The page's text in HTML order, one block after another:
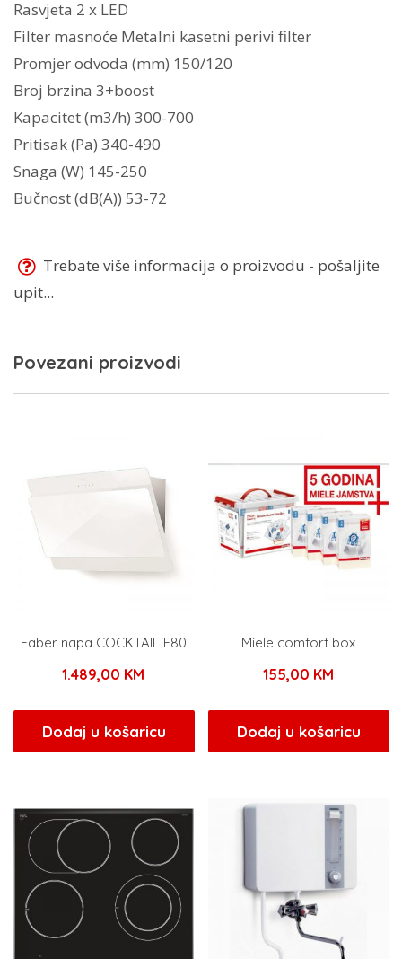
količina
Rasvjeta 2 x LED
Filter masnoće Metalni kasetni perivi filter
Promjer odvoda (mm) 150/120
Broj brzina 3+boost
Kapacitet (m3/h) 300-700
Pritisak (Pa) 340-490
Snaga (W) 145-250
Bučnost (dB(A)) 53-72
Trebate više informacija o proizvodu - pošaljite
upit...
Povezani proizvodi
Faber napa COCKTAIL F80
1.489,00 KM
Dodaj u košaricu
Miele comfort box
155,00 KM
Dodaj u košaricu